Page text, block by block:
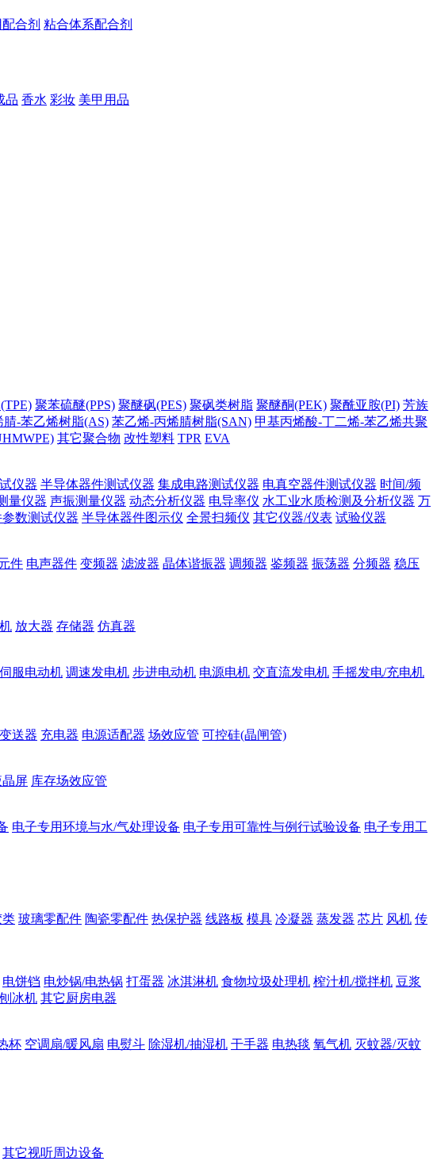
合剂 粘合体系配合剂
品 香水 彩妆 美甲用品
聚苯硫醚(PPS) 聚醚砜(PES) 聚砜类树脂 聚醚酮(PEK) 聚酰亚胺(PI) 芳族
腈-苯乙烯树脂(AS) 苯乙烯-丙烯腈树脂(SAN) 甲基丙烯酸-丁二烯-苯乙烯共聚
其它聚合物 改性塑料 TPR EVA
仪器 半导体器件测试仪器 集成电路测试仪器 电真空器件测试仪器 时间/频
量仪器 声振测量仪器 动态分析仪器 电导率仪 水工业水质检测及分析仪器 万
数测试仪器 半导体器件图示仪 全景扫频仪 其它仪器/仪表 试验仪器
件 电声器件 变频器 滤波器 晶体谐振器 调频器 鉴频器 振荡器 分频器 稳压
放大器 存储器 仿真器
服电动机 调速发电机 步进电动机 电源电机 交直流发电机 手摇发电/充电机
变送器 充电器 电源适配器 场效应管 可控硅(晶闸管)
晶屏 库存场效应管
电子专用环境与水/气处理设备 电子专用可靠性与例行试验设备 电子专用工
类 玻璃零配件 陶瓷零配件 热保护器 线路板 模具 冷凝器 蒸发器 芯片 风机 传
电饼铛 电炒锅/电热锅 打蛋器 冰淇淋机 食物垃圾处理机 榨汁机/搅拌机 豆浆
刨冰机 其它厨房电器
杯 空调扇/暖风扇 电熨斗 除湿机/抽湿机 干手器 电热毯 氧气机 灭蚊器/灭蚊
其它视听周边设备